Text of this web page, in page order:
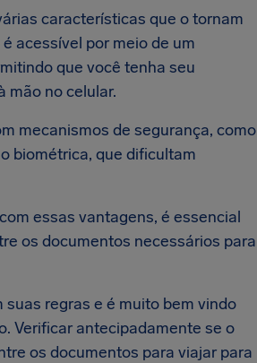
características que o tornam
acessível por meio de um
que você tenha seu
mão no celular.
mecanismos de segurança, como
biométrica, que dificultam
essas vantagens, é essencial
os documentos necessários para
suas regras e é muito bem vindo
Verificar antecipadamente se o
os documentos para viajar para